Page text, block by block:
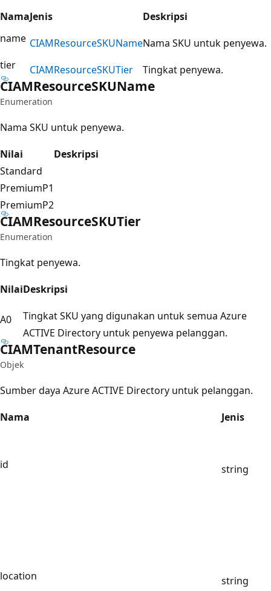
NamaJenis
Deskripsi
name CIAMResourceSKUNameNama SKU untuk penyewa.
tier
CIAMResourceSKUTier Tingkat penyewa.
CIAMResourceSKUName
Enumeration
Nama SKU untuk penyewa.
Nilai
Deskripsi
Standard
PremiumP1
PremiumP2
CIAMResourceSKUTier
Enumeration
Tingkat penyewa.
NilaiDeskripsi
A0
Tingkat SKU yang digunakan untuk semua Azure
ACTIVE Directory untuk penyewa pelanggan.
CIAMTenantResource
Objek
Sumber daya Azure ACTIVE Directory untuk pelanggan.
Nama
Jenis
id string
location string